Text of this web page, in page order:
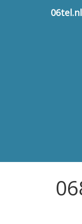
06tel.nl